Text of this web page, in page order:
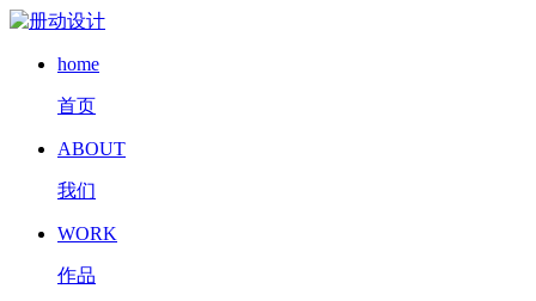
home
首页
ABOUT
我们
WORK
作品